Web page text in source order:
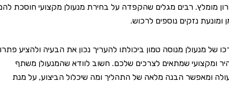
רבים מגלים שהקפדה על בחירת מנעולן מקצועי חוסכת להם
נזקים נוספים לרכוש.
מנעולן מנוסה טמון ביכולתו להעריך נכון את הבעיה ולהציע פתרון
שמתאים לצרכים שלכם. חשוב לוודא שהמנעולן משתף
הבנה מלאה של התהליך ומה שיכלול הביצוע, על מנת